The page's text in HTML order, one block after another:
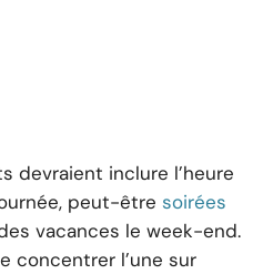
devraient inclure l’heure
peut-être soirées
vacances le week-end.
concentrer l’une sur